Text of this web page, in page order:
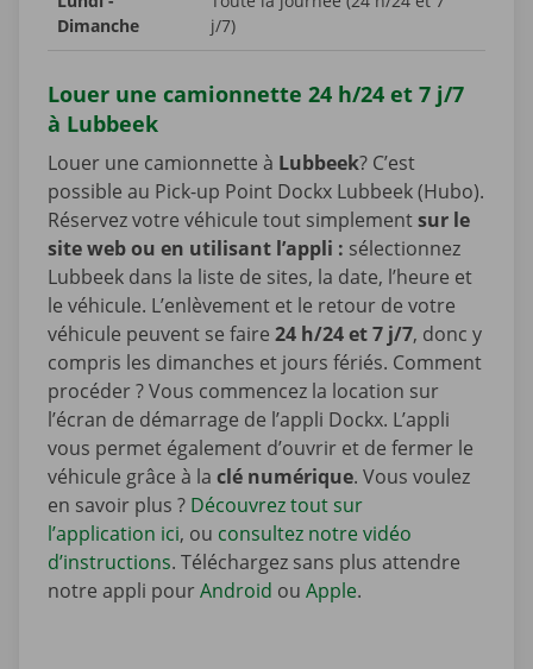
Dimanche
j/7)
Louer une camionnette 24 h/24 et 7 j/7
à Lubbeek
Louer une camionnette à Lubbeek? C’est
possible au Pick-up Point Dockx Lubbeek (Hubo).
Réservez votre véhicule tout simplementsur le
site web ou en utilisant l’appli : sélectionnez
Lubbeek dans la liste de sites, la date, l’heure et
le véhicule. L’enlèvement et le retour de votre
véhicule peuvent se faire 24 h/24 et 7 j/7, donc y
compris les dimanches et jours fériés. Comment
procéder ? Vous commencez la location sur
l’écran de démarrage de l’appli Dockx. L’appli
vous permet également d’ouvrir et de fermer le
véhicule grâce à la clé numérique. Vous voulez
en savoir plus ? Découvrez tout sur
l’application ici, ou consultez notre vidéo
d’instructions. Téléchargez sans plus attendre
notre appli pourAndroid ou Apple.